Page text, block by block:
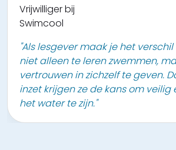
Kontich
en leren zo ook
Vrijwilliger bij
Swimcool
"Als lesgever maak je het
niet alleen te leren zwemmen,
vertrouwen in zichzelf te geven.
inzet krijgen ze de kans om veilig
het water te zijn."